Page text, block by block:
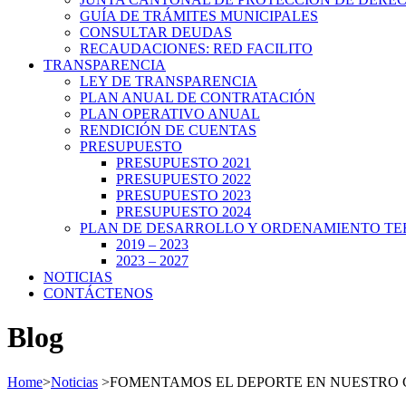
GUÍA DE TRÁMITES MUNICIPALES
CONSULTAR DEUDAS
RECAUDACIONES: RED FACILITO
TRANSPARENCIA
LEY DE TRANSPARENCIA
PLAN ANUAL DE CONTRATACIÓN
PLAN OPERATIVO ANUAL
RENDICIÓN DE CUENTAS
PRESUPUESTO
PRESUPUESTO 2021
PRESUPUESTO 2022
PRESUPUESTO 2023
PRESUPUESTO 2024
PLAN DE DESARROLLO Y ORDENAMIENTO
2019 – 2023
2023 – 2027
NOTICIAS
CONTÁCTENOS
Blog
Home>Noticias >FOMENTAMOS EL DEPORTE EN NUESTRO